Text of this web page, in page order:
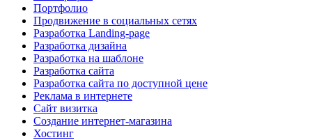
Портфолио
Продвижение в социальных сетях
Разработка Landing-page
Разработка дизайна
Разработка на шаблоне
Разработка сайта
Разработка сайта по доступной цене
Реклама в интернете
Сайт визитка
Создание интернет-магазина
Хостинг